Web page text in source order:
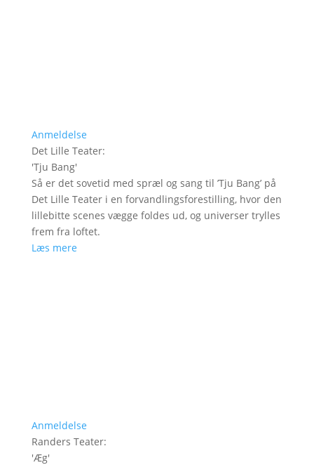
Anmeldelse
Det Lille Teater:
'Tju Bang'
Så er det sovetid med spræl og sang til ’Tju Bang’ på
Det Lille Teater i en forvandlingsforestilling, hvor den
lillebitte scenes vægge foldes ud, og universer trylles
frem fra loftet.
Læs mere
Anmeldelse
Randers Teater:
'Æg'